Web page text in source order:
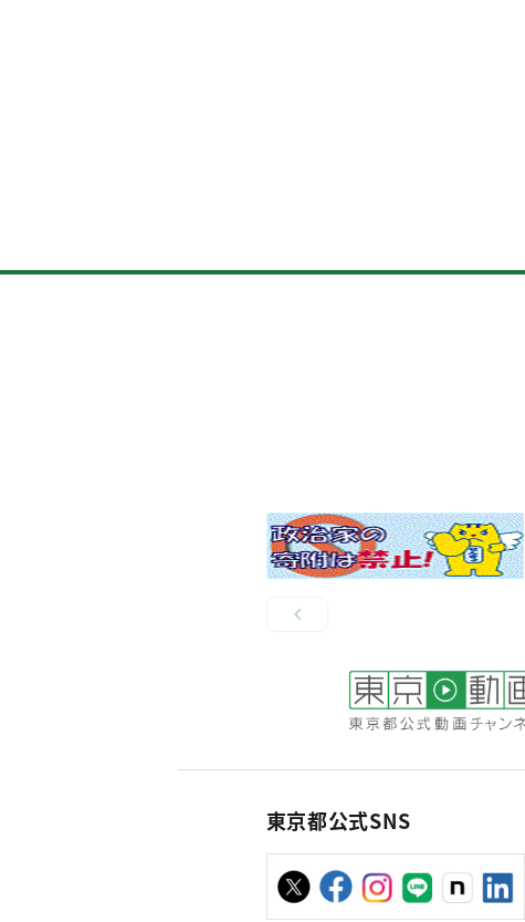
東京都公式SNS